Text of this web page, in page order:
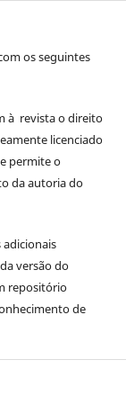
os seguintes
à revista o direito
licenciado
permite o
da autoria do
versão do
repositório
de